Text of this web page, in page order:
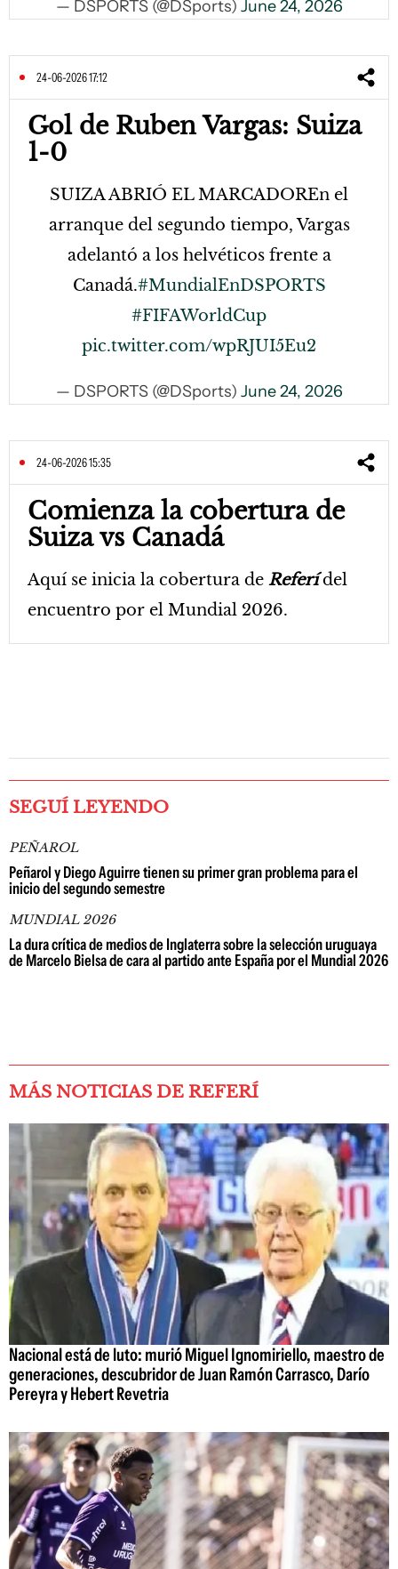
— DSPORTS (@DSports) June 24, 2026
24-06-2026 17:12
Gol de Ruben Vargas: Suiza
1-0
SUIZA ABRIÓ EL MARCADOREn el
arranque del segundo tiempo, Vargas
adelantó a los helvéticos frente a
Canadá.#MundialEnDSPORTS
#FIFAWorldCup
pic.twitter.com/wpRJUI5Eu2
— DSPORTS (@DSports) June 24, 2026
24-06-2026 15:35
Comienza la cobertura de
Suiza vs Canadá
Aquí se inicia la cobertura de Referídel
encuentro por el Mundial 2026.
SEGUÍ LEYENDO
PEÑAROL
Peñarol y Diego Aguirre tienen su primer gran problema para el
inicio del segundo semestre
MUNDIAL 2026
La dura crítica de medios de Inglaterra sobre la selección uruguaya
de Marcelo Bielsa de cara al partido ante España por el Mundial 2026
MÁS NOTICIAS DE REFERÍ
Nacional está de luto: murió Miguel Ignomiriello, maestro de
generaciones, descubridor de Juan Ramón Carrasco, Darío
Pereyra y Hebert Revetria